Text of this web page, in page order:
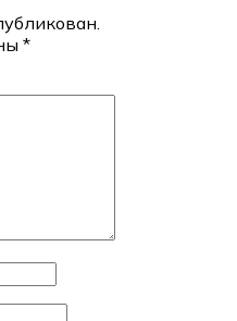
*